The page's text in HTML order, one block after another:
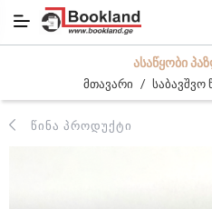
ᲐᲡᲐᲬᲧᲝᲑᲘ
მთავარი / საბავშვო
ᲬᲘᲜᲐ ᲞᲠᲝᲓᲣᲥᲢᲘ